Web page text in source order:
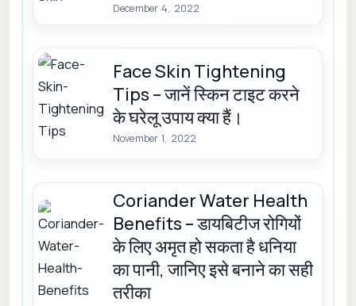
December 4, 2022
Face Skin Tightening
Tips – जानें स्किन टाइट करने
के घरेलू उपाय क्या हैं।
November 1, 2022
Coriander Water Health
Benefits – डायबिटीज रोगियों
के लिए अमृत हो सकता है धनिया
का पानी, जानिए इसे बनाने का सही
तरीका